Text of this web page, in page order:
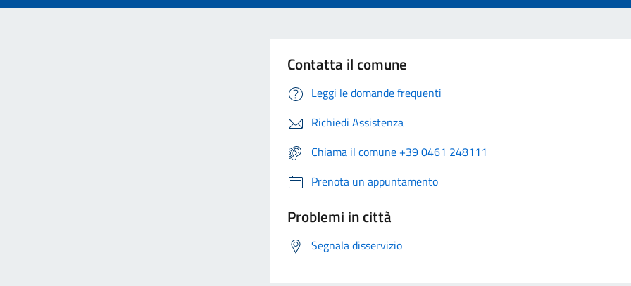
Contatta il comune
Leggi le domande frequenti
Richiedi Assistenza
Chiama il comune +39 0461 248111
Prenota un appuntamento
Problemi in città
Segnala disservizio